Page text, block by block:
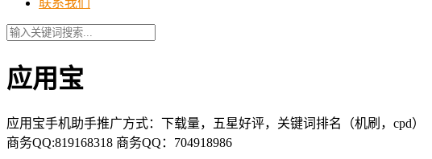
联系我们
应用宝
应用宝手机助手推广方式：下载量，五星好评，关键词排名（机刷，cpd）
商务QQ:819168318 商务QQ：704918986